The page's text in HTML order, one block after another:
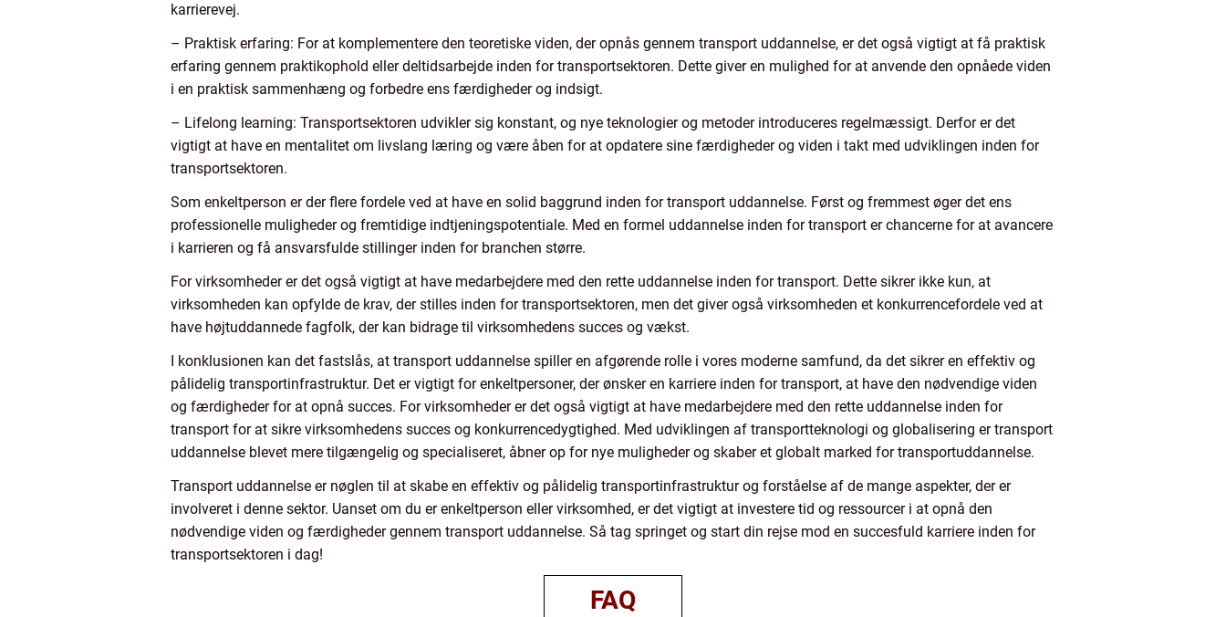
karrierevej.
– Praktisk erfaring: For at komplementere den teoretiske viden, der opnås gennem transport uddannelse, er det også vigtigt at få praktisk
erfaring gennem praktikophold eller deltidsarbejde inden for transportsektoren. Dette giver en mulighed for at anvende den opnåede viden
i en praktisk sammenhæng og forbedre ens færdigheder og indsigt.
– Lifelong learning: Transportsektoren udvikler sig konstant, og nye teknologier og metoder introduceres regelmæssigt. Derfor er det
vigtigt at have en mentalitet om livslang læring og være åben for at opdatere sine færdigheder og viden i takt med udviklingen inden for
transportsektoren.
Som enkeltperson er der flere fordele ved at have en solid baggrund inden for transport uddannelse. Først og fremmest øger det ens
professionelle muligheder og fremtidige indtjeningspotentiale. Med en formel uddannelse inden for transport er chancerne for at avancere
i karrieren og få ansvarsfulde stillinger inden for branchen større.
For virksomheder er det også vigtigt at have medarbejdere med den rette uddannelse inden for transport. Dette sikrer ikke kun, at
virksomheden kan opfylde de krav, der stilles inden for transportsektoren, men det giver også virksomheden et konkurrencefordele ved at
have højtuddannede fagfolk, der kan bidrage til virksomhedens succes og vækst.
I konklusionen kan det fastslås, at transport uddannelse spiller en afgørende rolle i vores moderne samfund, da det sikrer en effektiv og
pålidelig transportinfrastruktur. Det er vigtigt for enkeltpersoner, der ønsker en karriere inden for transport, at have den nødvendige viden
og færdigheder for at opnå succes. For virksomheder er det også vigtigt at have medarbejdere med den rette uddannelse inden for
transport for at sikre virksomhedens succes og konkurrencedygtighed. Med udviklingen af transportteknologi og globalisering er transport
uddannelse blevet mere tilgængelig og specialiseret, åbner op for nye muligheder og skaber et globalt marked for transportuddannelse.
Transport uddannelse er nøglen til at skabe en effektiv og pålidelig transportinfrastruktur og forståelse af de mange aspekter, der er
involveret i denne sektor. Uanset om du er enkeltperson eller virksomhed, er det vigtigt at investere tid og ressourcer i at opnå den
nødvendige viden og færdigheder gennem transport uddannelse. Så tag springet og start din rejse mod en succesfuld karriere inden for
transportsektoren i dag!
FAQ